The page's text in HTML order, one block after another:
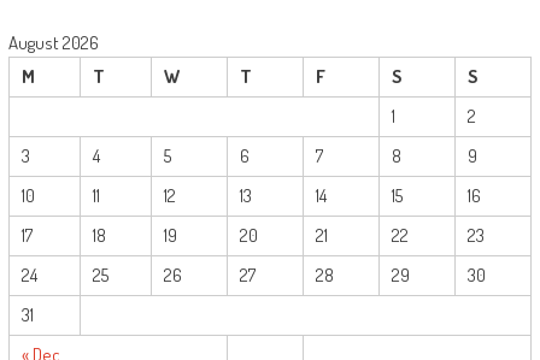
August 2026
M
T W T F S S
« Dec
1
2
3
4 5 6 7 8
9
10
11 12 13 14 15
16
17
18 19 20 21 22
23
24
25 26 27 28 29
30
31